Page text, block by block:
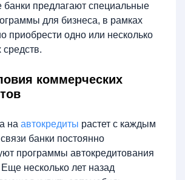
банки предлагают специальные
для бизнеса, в рамках
приобрести одно или несколько
коммерческих
на автокредиты растет с каждым
банки постоянно
программы автокредитования
несколько лет назад